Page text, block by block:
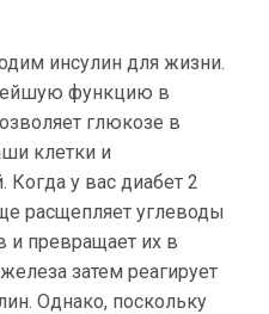
инсулин для жизни.
функцию в
глюкозе в
клетки и
Когда у вас диабет 2
расщепляет углеводы
и превращает их в
затем реагирует
Однако, поскольку